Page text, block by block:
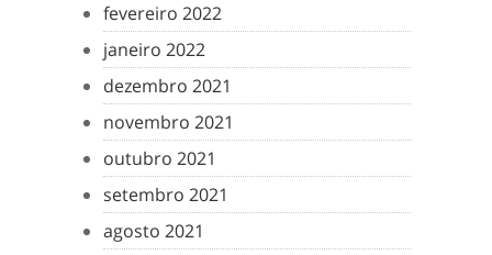
fevereiro 2022
janeiro 2022
dezembro 2021
novembro 2021
outubro 2021
setembro 2021
agosto 2021